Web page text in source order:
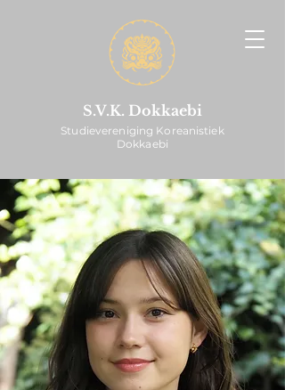
S.V.K. Dokkaebi
Studievereniging Koreanistiek
Dokkaebi